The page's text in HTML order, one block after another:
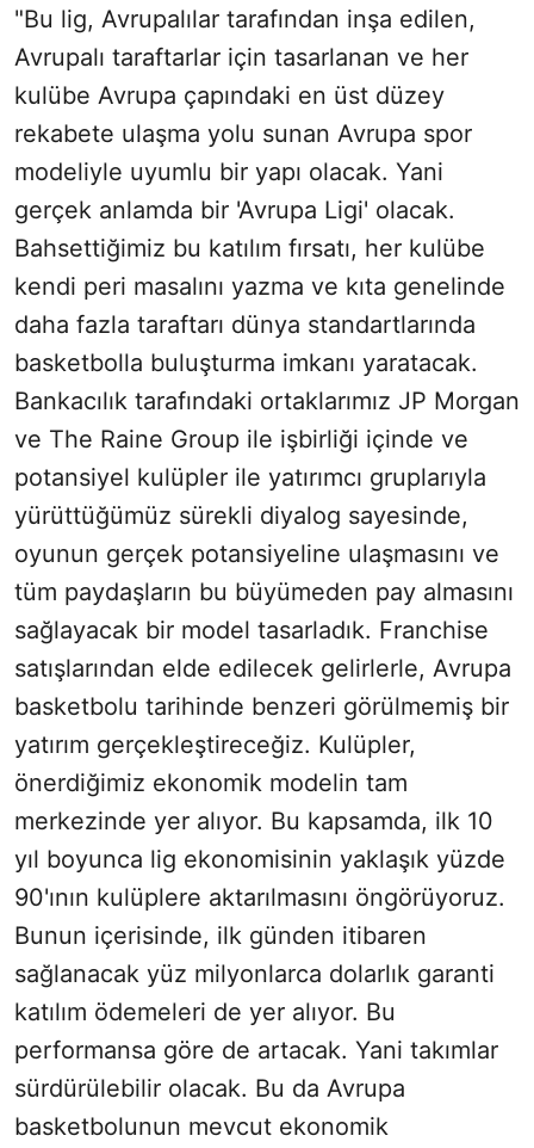
"Bu lig, Avrupalılar tarafından inşa edilen,
Avrupalı taraftarlar için tasarlanan ve her
kulübe Avrupa çapındaki en üst düzey
rekabete ulaşma yolu sunan Avrupa spor
modeliyle uyumlu bir yapı olacak. Yani
gerçek anlamda bir 'Avrupa Ligi' olacak.
Bahsettiğimiz bu katılım fırsatı, her kulübe
kendi peri masalını yazma ve kıta genelinde
daha fazla taraftarı dünya standartlarında
basketbolla buluşturma imkanı yaratacak.
Bankacılık tarafındaki ortaklarımız JP Morgan
ve The Raine Group ile işbirliği içinde ve
potansiyel kulüpler ile yatırımcı gruplarıyla
yürüttüğümüz sürekli diyalog sayesinde,
oyunun gerçek potansiyeline ulaşmasını ve
tüm paydaşların bu büyümeden pay almasını
sağlayacak bir model tasarladık. Franchise
satışlarından elde edilecek gelirlerle, Avrupa
basketbolu tarihinde benzeri görülmemiş bir
yatırım gerçekleştireceğiz. Kulüpler,
önerdiğimiz ekonomik modelin tam
merkezinde yer alıyor. Bu kapsamda, ilk 10
yıl boyunca lig ekonomisinin yaklaşık yüzde
90'ının kulüplere aktarılmasını öngörüyoruz.
Bunun içerisinde, ilk günden itibaren
sağlanacak yüz milyonlarca dolarlık garanti
katılım ödemeleri de yer alıyor. Bu
performansa göre de artacak. Yani takımlar
sürdürülebilir olacak. Bu da Avrupa
basketbolunun mevcut ekonomik